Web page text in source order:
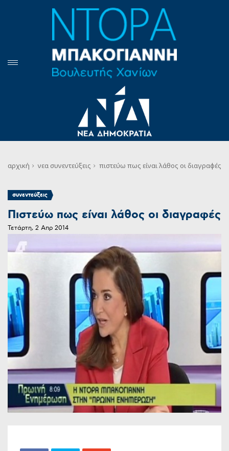
αρχική νεα συνεντεύξεις πιστεύω πως είναι λάθος οι διαγραφές
συνεντεύξεις
Πιστεύω πως είναι λάθος οι διαγραφές
Τετάρτη, 2 Απρ 2014